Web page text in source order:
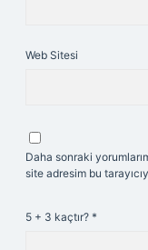
Web Sitesi
Daha sonraki
site adresim bu
5 + 3 kaçtır? *